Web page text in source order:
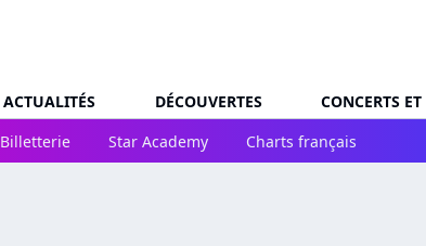
ACTUALITÉS DÉCOUVERTES CONCERTS
Billetterie
Star Academy Charts français